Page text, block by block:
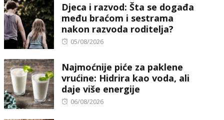
Djeca i razvod: Šta se događa
među braćom i sestrama
nakon razvoda roditelja?
Posted
05/08/2026
Najmoćnije piće za paklene
vrućine: Hidrira kao voda, ali
daje više energije
Posted
06/08/2026